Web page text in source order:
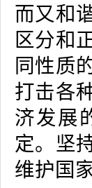
而又和
区分和
同性质
打击各
济发展
定。坚
维护国